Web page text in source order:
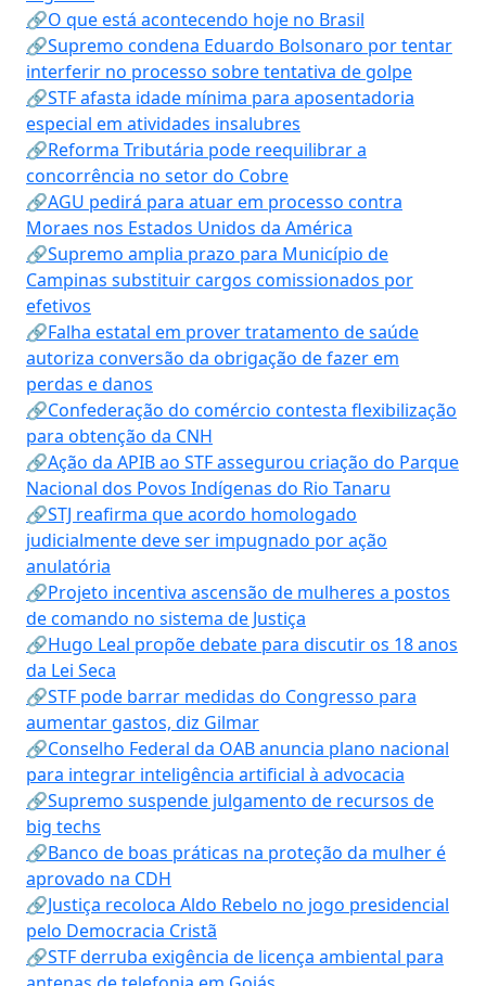
🔗O que está acontecendo hoje no Brasil
🔗Supremo condena Eduardo Bolsonaro por tentar
interferir no processo sobre tentativa de golpe
🔗STF afasta idade mínima para aposentadoria
especial em atividades insalubres
🔗Reforma Tributária pode reequilibrar a
concorrência no setor do Cobre
🔗AGU pedirá para atuar em processo contra
Moraes nos Estados Unidos da América
🔗Supremo amplia prazo para Município de
Campinas substituir cargos comissionados por
efetivos
🔗Falha estatal em prover tratamento de saúde
autoriza conversão da obrigação de fazer em
perdas e danos
🔗Confederação do comércio contesta flexibilização
para obtenção da CNH
🔗Ação da APIB ao STF assegurou criação do Parque
Nacional dos Povos Indígenas do Rio Tanaru
🔗STJ reafirma que acordo homologado
judicialmente deve ser impugnado por ação
anulatória
🔗Projeto incentiva ascensão de mulheres a postos
de comando no sistema de Justiça
🔗Hugo Leal propõe debate para discutir os 18 anos
da Lei Seca
🔗STF pode barrar medidas do Congresso para
aumentar gastos, diz Gilmar
🔗Conselho Federal da OAB anuncia plano nacional
para integrar inteligência artificial à advocacia
🔗Supremo suspende julgamento de recursos de
big techs
🔗Banco de boas práticas na proteção da mulher é
aprovado na CDH
🔗Justiça recoloca Aldo Rebelo no jogo presidencial
pelo Democracia Cristã
🔗STF derruba exigência de licença ambiental para